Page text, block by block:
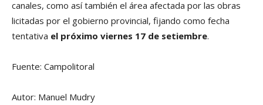
canales, como así también el área afectada por las obras
licitadas por el gobierno provincial, fijando como fecha
tentativa el próximo viernes 17 de setiembre.
Fuente: Campolitoral
Autor: Manuel Mudry